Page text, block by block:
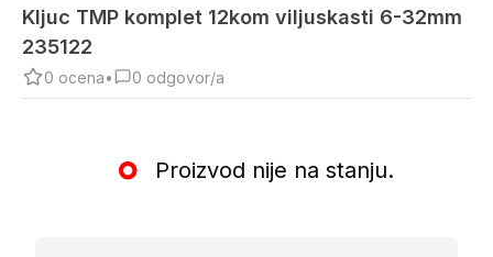
Kljuc TMP komplet 12kom viljuskasti 6-32mm
235122
0 ocena• 0 odgovor/a
Proizvod nije na stanju.